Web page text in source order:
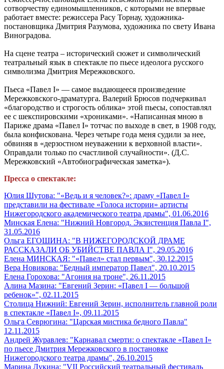
сотворчеству единомышленников, с которыми не впервые
работает вместе: режиссера Расу Торнау, художника-
постановщика Дмитрия Разумова, художника по свету Ивана
Виноградова.
На сцене театра – исторический сюжет и символический
театральный язык в спектакле по пьесе идеолога русского
символизма Дмитрия Мережковского.
Пьеса «Павел I» — самое выдающееся произведение
Мережковского-драматурга. Валерий Брюсов подчеркивал
«благородство и строгость облика» этой пьесы, сопоставлял
ее с шекспировскими «хрониками». «Написанная мною в
Париже драма «Павел I» тотчас по выходе в свет, в 1908 году,
была конфискована. Через четыре года меня судили за нее,
обвиняя в «дерзостном неуважении к верховной власти».
Оправдали только по счастливой случайности». (Д.С.
Мережковский «Автобиографическая заметка»).
Пресса о спектакле:
Юлия Шутова: "«Ведь и я человек?»: драму «Павел I»
представили на фестивале «Голоса истории» артисты
Нижегородского академического театра драмы", 01.06.2016
Минская Елена: "Нижний Новгород. Экзистенция Павла I",
31.05.2016
Ольга ЕГОШИНА: "В НИЖЕГОРОДСКОЙ ДРАМЕ
РАССКАЗАЛИ ОБ УБИЙСТВЕ ПАВЛА I", 29.05.2016
Елена МИНСКАЯ: "«Павел» стал первым", 30.12.2015
Вера Новикова: "Бедный император Павел", 20.10.2015
Елена Горохова: "Агония на троне", 26.11.2015
Алина Мазина: "Евгений Зерин: «Павел I — большой
ребенок»", 02.11.2015
Столица Нижний: Евгений Зерин, исполнитель главной роли
в спектакле «Павел I», 09.11.2015
Ольга Севрюгина: "Царская мистика бедного Павла"
12.11.2015
Андрей Журавлев: "Карнавал смерти: о спектакле «Павел I»
по пьесе Дмитрия Мережковского в постановке
Нижегородского театра драмы", 26.10.2015
Марина Лукина: "VII Российский театральный фестиваль